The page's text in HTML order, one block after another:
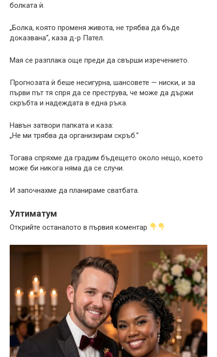
болката ѝ.
„Болка, която променя живота, не трябва да бъде
доказвана“, каза д-р Пател.
Мая се разплака още преди да свърши изречението.
Прогнозата ѝ беше несигурна, шансовете — ниски, и за
първи път тя спря да се преструва, че може да държи
скръбта и надеждата в една ръка.
Навън затвори папката и каза:
„Не ми трябва да организирам скръб.“
Тогава спряхме да градим бъдещето около нещо, което
може би никога няма да се случи.
И започнахме да планираме сватбата.
Ултиматум
Открийте останалото в първия коментар